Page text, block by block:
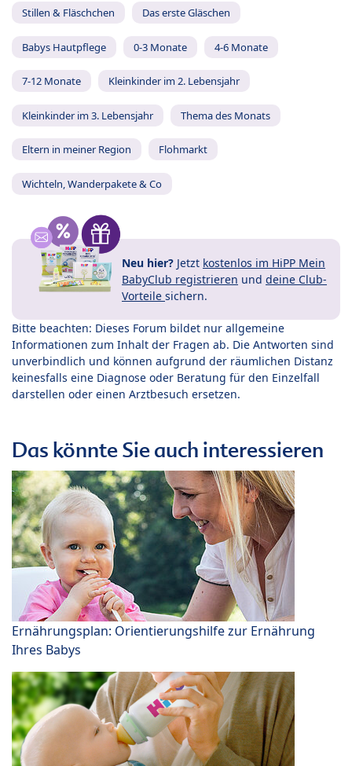
Stillen & Fläschchen Das erste Gläschen
Babys Hautpflege 0-3 Monate 4-6 Monate
7-12 Monate Kleinkinder im 2. Lebensjahr
Kleinkinder im 3. Lebensjahr Thema des Monats
Eltern in meiner Region Flohmarkt
Wichteln, Wanderpakete & Co
Neu hier? Jetzt kostenlos im HiPP Mein
BabyClub registrieren und deine Club-
Vorteile sichern.
Bitte beachten: Dieses Forum bildet nur allgemeine
Informationen zum Inhalt der Fragen ab. Die Antworten sind
unverbindlich und können aufgrund der räumlichen Distanz
keinesfalls eine Diagnose oder Beratung für den Einzelfall
darstellen oder einen Arztbesuch ersetzen.
Das könnte Sie auch interessieren
Ernährungsplan: Orientierungshilfe zur Ernährung
Ihres Babys